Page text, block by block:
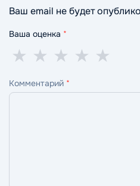
Ваш email не будет
Ваша оценка *
5
—
★
4
—
★
3
—
★
2
—
★
1
—
★
Комментарий *